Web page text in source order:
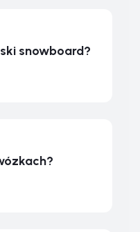
snowboard?